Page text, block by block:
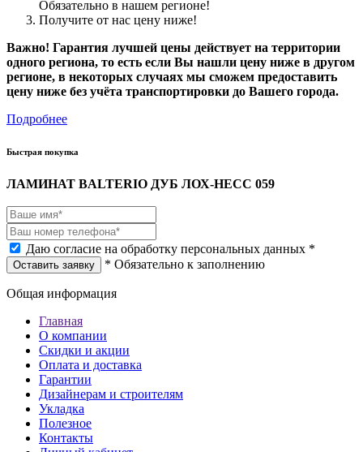
Обязательно в нашем регионе!
Получите от нас цену ниже!
Важно! Гарантия лучшей цены действует на территории
одного региона, то есть если Вы нашли цену ниже в другом
регионе, в некоторых случаях мы сможем предоставить
цену ниже без учёта транспортировки до Вашего города.
Подробнее
Быстрая покупка
ЛАМИНАТ BALTERIO ДУБ ЛОХ-НЕСС 059
Даю согласие на обработку персональных данных *
Оставить заявку * Обязательно к заполнению
Общая информация
Главная
О компании
Скидки и акции
Оплата и доставка
Гарантии
Дизайнерам и строителям
Укладка
Полезное
Контакты